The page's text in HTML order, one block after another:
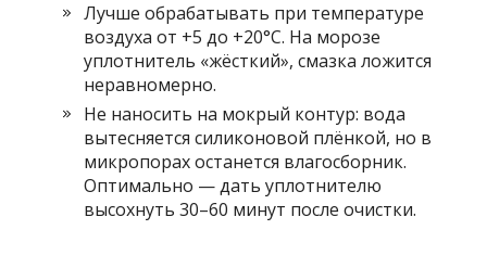
Лучше обрабатывать при температуре
воздуха от +5 до +20°C. На морозе
уплотнитель «жёсткий», смазка ложится
неравномерно.
Не наносить на мокрый контур: вода
вытесняется силиконовой плёнкой, но в
микропорах останется влагосборник.
Оптимально — дать уплотнителю
высохнуть 30–60 минут после очистки.